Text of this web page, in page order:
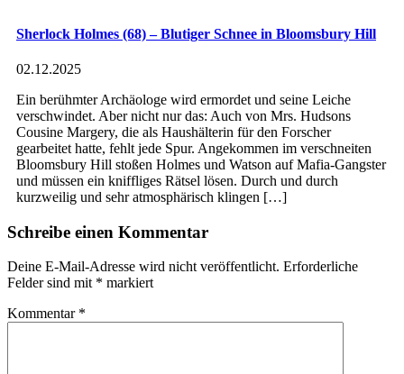
Sherlock Holmes (68) – Blutiger Schnee in Bloomsbury Hill
02.12.2025
Ein berühmter Archäologe wird ermordet und seine Leiche
verschwindet. Aber nicht nur das: Auch von Mrs. Hudsons
Cousine Margery, die als Haushälterin für den Forscher
gearbeitet hatte, fehlt jede Spur. Angekommen im verschneiten
Bloomsbury Hill stoßen Holmes und Watson auf Mafia-Gangster
und müssen ein kniffliges Rätsel lösen. Durch und durch
kurzweilig und sehr atmosphärisch klingen […]
Schreibe einen Kommentar
Deine E-Mail-Adresse wird nicht veröffentlicht. Erforderliche
Felder sind mit * markiert
Kommentar *